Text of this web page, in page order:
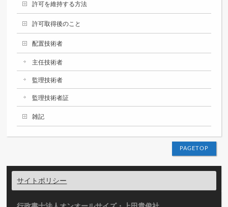
許可を維持する方法
許可取得後のこと
配置技術者
主任技術者
監理技術者
監理技術者証
雑記
PAGETOP
サイトポリシー